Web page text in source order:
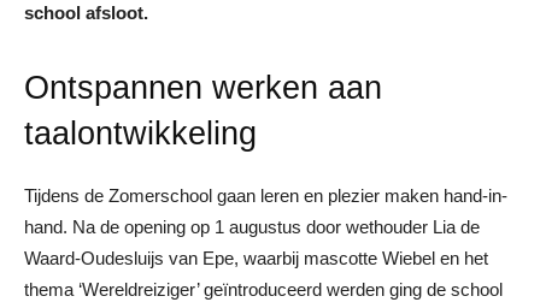
school afsloot.
Ontspannen werken aan
taalontwikkeling
Tijdens de Zomerschool gaan leren en plezier maken hand-in-
hand. Na de opening op 1 augustus door wethouder Lia de
Waard-Oudesluijs van Epe, waarbij mascotte Wiebel en het
thema ‘Wereldreiziger’ geïntroduceerd werden ging de school